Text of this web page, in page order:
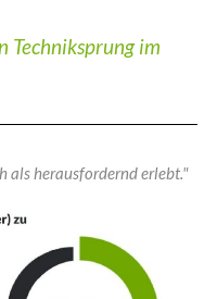
Techniksprung im
als herausfordernd erlebt."